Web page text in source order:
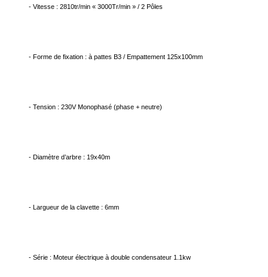
- Vitesse : 2810tr/min « 3000Tr/min » / 2 Pôles
- Forme de fixation : à pattes B3 / Empattement 125x100mm
- Tension : 230V Monophasé (phase + neutre)
- Diamètre d’arbre : 19x40m
- Largueur de la clavette : 6mm
- Série : Moteur électrique à double condensateur 1.1kw